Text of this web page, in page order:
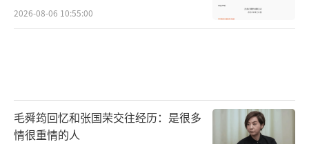
2026-08-06 10:55:00
毛舜筠回忆和张国荣交往经历：是很多
情很重情的人